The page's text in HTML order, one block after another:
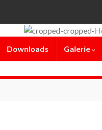
Downloads Galerie